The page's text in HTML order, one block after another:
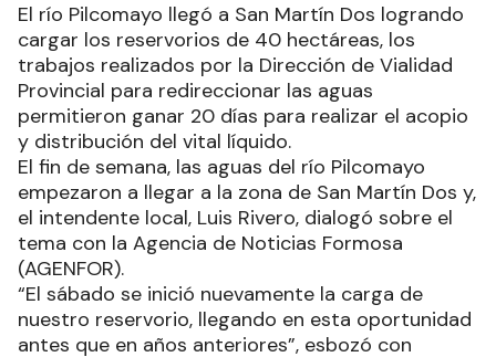
El río Pilcomayo llegó a San Martín Dos logrando
cargar los reservorios de 40 hectáreas, los
trabajos realizados por la Dirección de Vialidad
Provincial para redireccionar las aguas
permitieron ganar 20 días para realizar el acopio
y distribución del vital líquido.
El fin de semana, las aguas del río Pilcomayo
empezaron a llegar a la zona de San Martín Dos y,
el intendente local, Luis Rivero, dialogó sobre el
tema con la Agencia de Noticias Formosa
(AGENFOR).
“El sábado se inició nuevamente la carga de
nuestro reservorio, llegando en esta oportunidad
antes que en años anteriores”, esbozó con